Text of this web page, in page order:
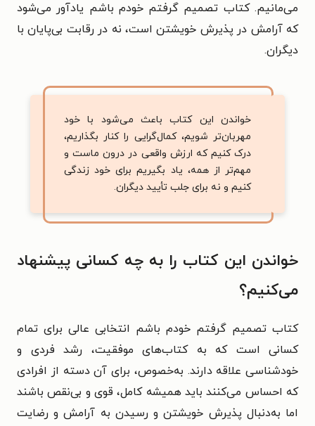
می‌مانیم. کتاب تصمیم گرفتم خودم باشم یادآور می‌شود
که آرامش در پذیرش خویشتن است، نه در رقابت بی‌پایان با
دیگران.
خواندن این کتاب باعث می‌شود با خود
مهربان‌تر شویم، کمال‌گرایی را کنار بگذاریم،
درک کنیم که ارزش واقعی در درون ماست و
مهم‌تر از همه، یاد بگیریم برای خود زندگی
کنیم و نه برای جلب تأیید دیگران.
خواندن این کتاب را به چه کسانی پیشنهاد
می‌کنیم؟
کتاب تصمیم گرفتم خودم باشم انتخابی عالی برای تمام
کسانی است که به کتاب‌های موفقیت، رشد فردی و
خودشناسی علاقه دارند. به‌خصوص، برای آن دسته از افرادی
که احساس می‌کنند باید همیشه کامل، قوی و بی‌نقص باشند
اما به‌دنبال پذیرش خویشتن و رسیدن به آرامش و رضایت